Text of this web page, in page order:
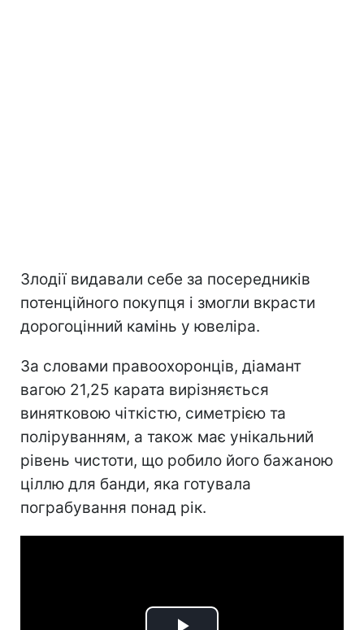
Злодії видавали себе за посередників
потенційного покупця і змогли вкрасти
дорогоцінний камінь у ювеліра.
За словами правоохоронців, діамант
вагою 21,25 карата вирізняється
винятковою чіткістю, симетрією та
поліруванням, а також має унікальний
рівень чистоти, що робило його бажаною
ціллю для банди, яка готувала
пограбування понад рік.